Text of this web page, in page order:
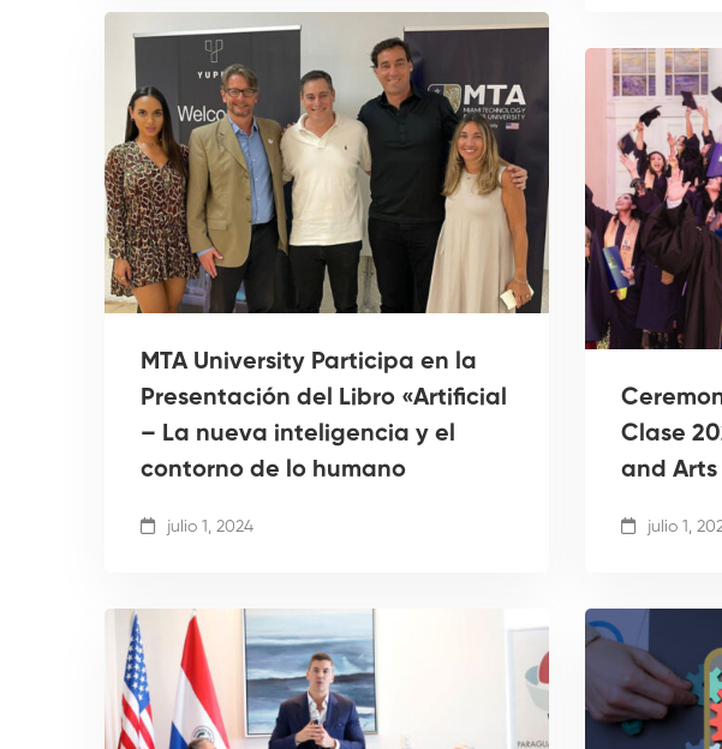
MTA University Participa en la
Presentación del Libro «Artificial
– La nueva inteligencia y el
contorno de lo humano
julio 1, 2024
Clase
and Arts
julio 1,